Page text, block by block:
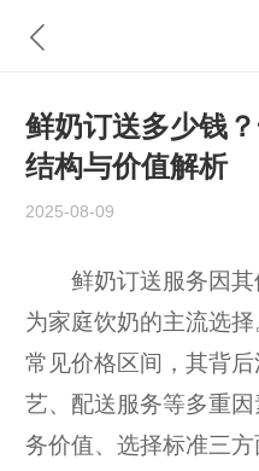
鲜奶订送多少钱
结构与价值解析
2025-08-09
鲜奶订送服务因其
为家庭饮奶的主流选择
常见价格区间，其背
艺、配送服务等多重
务价值、选择标准三